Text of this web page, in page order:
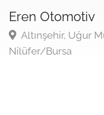
Eren Otomotiv
Altınşehir, Uğur
Nilüfer/Bursa